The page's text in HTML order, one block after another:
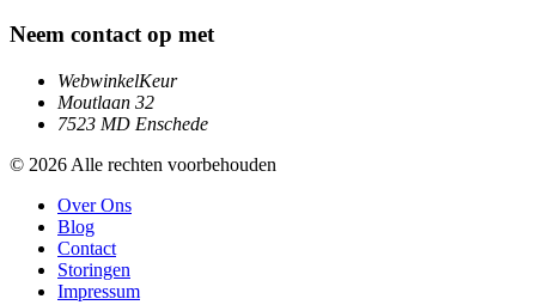
Neem contact op met
WebwinkelKeur
Moutlaan 32
7523 MD Enschede
© 2026 Alle rechten voorbehouden
Over Ons
Blog
Contact
Storingen
Impressum